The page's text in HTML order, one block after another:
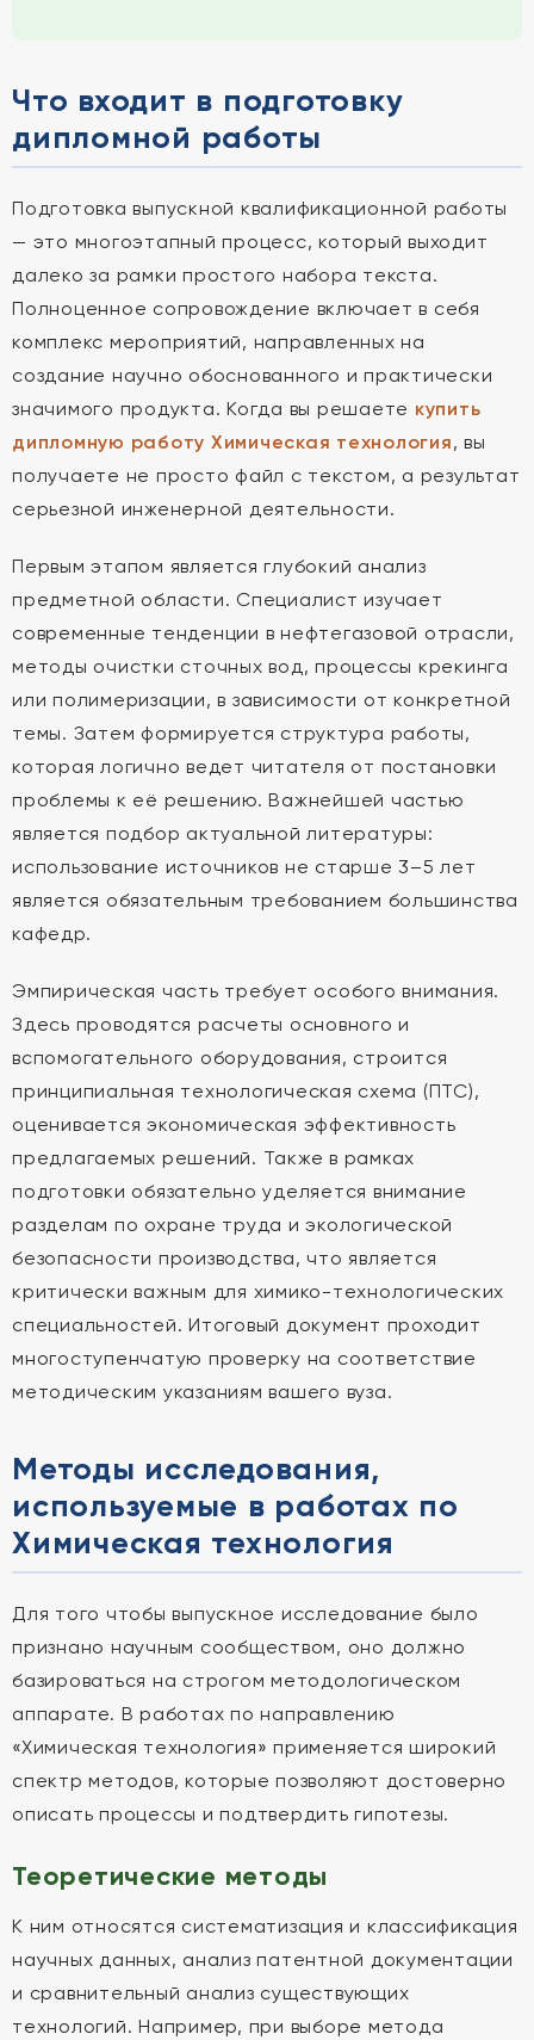
Что входит в подготовку
дипломной работы
Подготовка выпускной квалификационной работы
— это многоэтапный процесс, который выходит
далеко за рамки простого набора текста.
Полноценное сопровождение включает в себя
комплекс мероприятий, направленных на
создание научно обоснованного и практически
значимого продукта. Когда вы решаете купить
дипломную работу Химическая технология, вы
получаете не просто файл с текстом, а результат
серьезной инженерной деятельности.
Первым этапом является глубокий анализ
предметной области. Специалист изучает
современные тенденции в нефтегазовой отрасли,
методы очистки сточных вод, процессы крекинга
или полимеризации, в зависимости от конкретной
темы. Затем формируется структура работы,
которая логично ведет читателя от постановки
проблемы к её решению. Важнейшей частью
является подбор актуальной литературы:
использование источников не старше 3–5 лет
является обязательным требованием большинства
кафедр.
Эмпирическая часть требует особого внимания.
Здесь проводятся расчеты основного и
вспомогательного оборудования, строится
принципиальная технологическая схема (ПТС),
оценивается экономическая эффективность
предлагаемых решений. Также в рамках
подготовки обязательно уделяется внимание
разделам по охране труда и экологической
безопасности производства, что является
критически важным для химико-технологических
специальностей. Итоговый документ проходит
многоступенчатую проверку на соответствие
методическим указаниям вашего вуза.
Методы исследования,
используемые в работах по
Химическая технология
Для того чтобы выпускное исследование было
признано научным сообществом, оно должно
базироваться на строгом методологическом
аппарате. В работах по направлению
«Химическая технология» применяется широкий
спектр методов, которые позволяют достоверно
описать процессы и подтвердить гипотезы.
Теоретические методы
К ним относятся систематизация и классификация
научных данных, анализ патентной документации
и сравнительный анализ существующих
технологий. Например, при выборе метода